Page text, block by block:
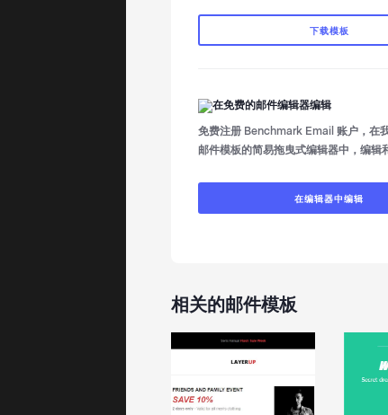
下载模板
在免费的邮件编辑器编辑
免费注册 Benchmark Email 账户，在
邮件模板的简易拖曳式编辑器中，编辑
在编辑器中编辑
相关的邮件模板